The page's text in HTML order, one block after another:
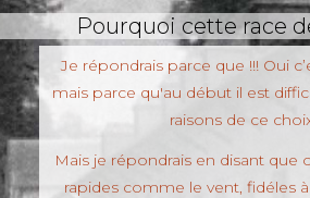
Pourquoi cette race
Je répondrais parce que !!! Oui
mais parce qu'au début il est
raisons de ce
Mais je répondrais en disant que
rapides comme le vent, fidéles à